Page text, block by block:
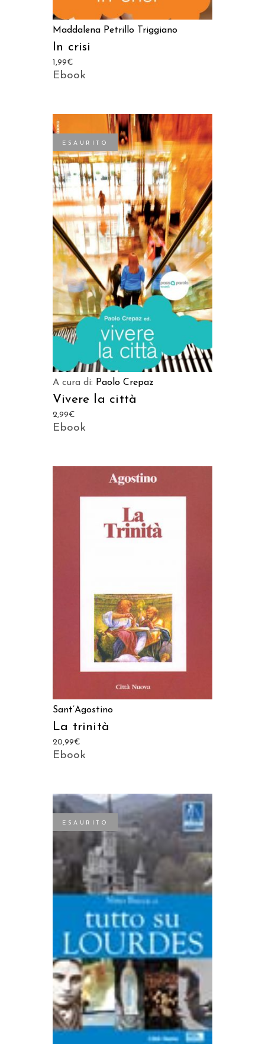
Maddalena Petrillo Triggiano
In crisi
1,99€
Ebook
ESAURITO
LEGGI TUTTO
A cura di: Paolo Crepaz
Vivere la città
2,99€
Ebook
Sant’Agostino
La trinità
20,99€
Ebook
ESAURITO
LEGGI TUTTO